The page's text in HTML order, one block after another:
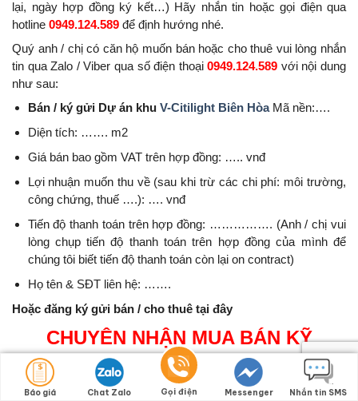
lại, ngày hợp đồng ký kết…) Hãy nhắn tin hoặc gọi điện qua
hotline 0949.124.589 để định hướng nhé.
Quý anh / chị có căn hộ muốn bán hoặc cho thuê vui lòng nhắn
tin qua Zalo / Viber qua số điện thoại0949.124.589 với nội dung
như sau:
Bán / ký gửi Dự án khu V-Citilight Biên HòaMã nền:….
Diện tích: ……. m2
Giá bán bao gồm VAT trên hợp đồng: ….. vnđ
Lợi nhuận muốn thu về (sau khi trừ các chi phí: môi trường,
công chứng, thuế ….): …. vnđ
Tiến độ thanh toán trên hợp đồng: ……………. (Anh / chị vui
lòng chụp tiến độ thanh toán trên hợp đồng của mình để
chúng tôi biết tiến độ thanh toán còn lại on contract)
Họ tên & SĐT liên hệ: …….
Hoặc đăng ký gửi bán / cho thuê tại đây
CHUYÊN NHẬN MUA BÁN KỸ
THUẬT – CHỢ THUÊ – KẾ THI
CÔNG XÂY DỰNG V-Citilight Biên
Báo giá Chat Zalo Gọi điện Messenger Nhắn tin SMS